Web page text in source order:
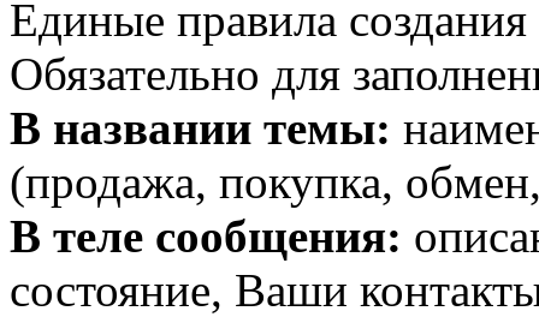
Единые правила
Обязательно для
В названии темы:
(продажа, покупка,
В теле сообщения:
состояние, Ваши